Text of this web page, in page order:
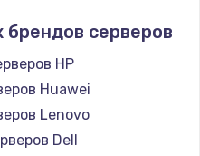
серверов
HP
Huawei
Lenovo
Dell